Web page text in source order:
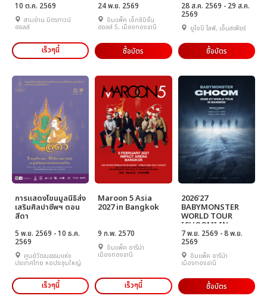
10 ต.ค. 2569
สามย่าน มิตรทาวน์
ฮอลล์
เร็วๆนี้
24 พ.ย. 2569
อิมแพ็ค เอ็กซิบิชั่น
ฮอลล์ 5, เมืองทองธานี
ซื้อบัตร
28 ส.ค. 2569 - 29 ส.ค.
2569
ยูโอบี ไลฟ์, เอ็มสเฟียร์
ซื้อบัตร
การแสดงโขนมูลนิธิส่ง
เสริมศิลปาชีพฯ ตอน
สีดา
5 พ.ย. 2569 - 10 ธ.ค.
2569
ศูนย์วัฒนธรรมแห่ง
ประเทศไทย หอประชุมใหญ่
เร็วๆนี้
Maroon 5 Asia
2027 in Bangkok
9 ก.พ. 2570
อิมแพ็ค อารีน่า
เมืองทองธานี
เร็วๆนี้
2026'27
BABYMONSTER
WORLD TOUR
[CHOOM] IN
BANGKOK
7 พ.ย. 2569 - 8 พ.ย.
2569
อิมแพ็ค อารีน่า
เมืองทองธานี
ซื้อบัตร